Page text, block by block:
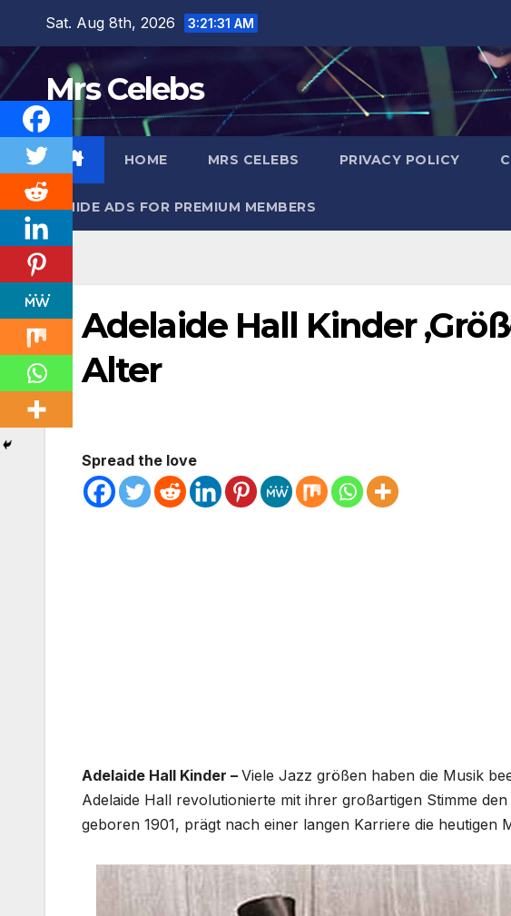
content
Sat. Aug 8th, 2026 3:21:33 AM
Mrs Celebs
HOME MRS CELEBS PRIVACY POLICY
HIDE ADS FOR PREMIUM MEMBERS
Adelaide Hall Kinder
Alter
Spread the love
Adelaide Hall Kinder – Viele Jazz größen haben die Musik
Adelaide Hall revolutionierte mit ihrer großartigen Stimme
geboren 1901, prägt nach einer langen Karriere die heutigen